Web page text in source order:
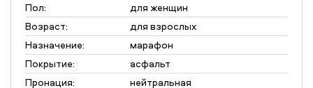
Пол:
для женщин
Возраст:
для взрослых
Назначение:
марафон
Покрытие:
асфальт
Пронация:
нейтральная